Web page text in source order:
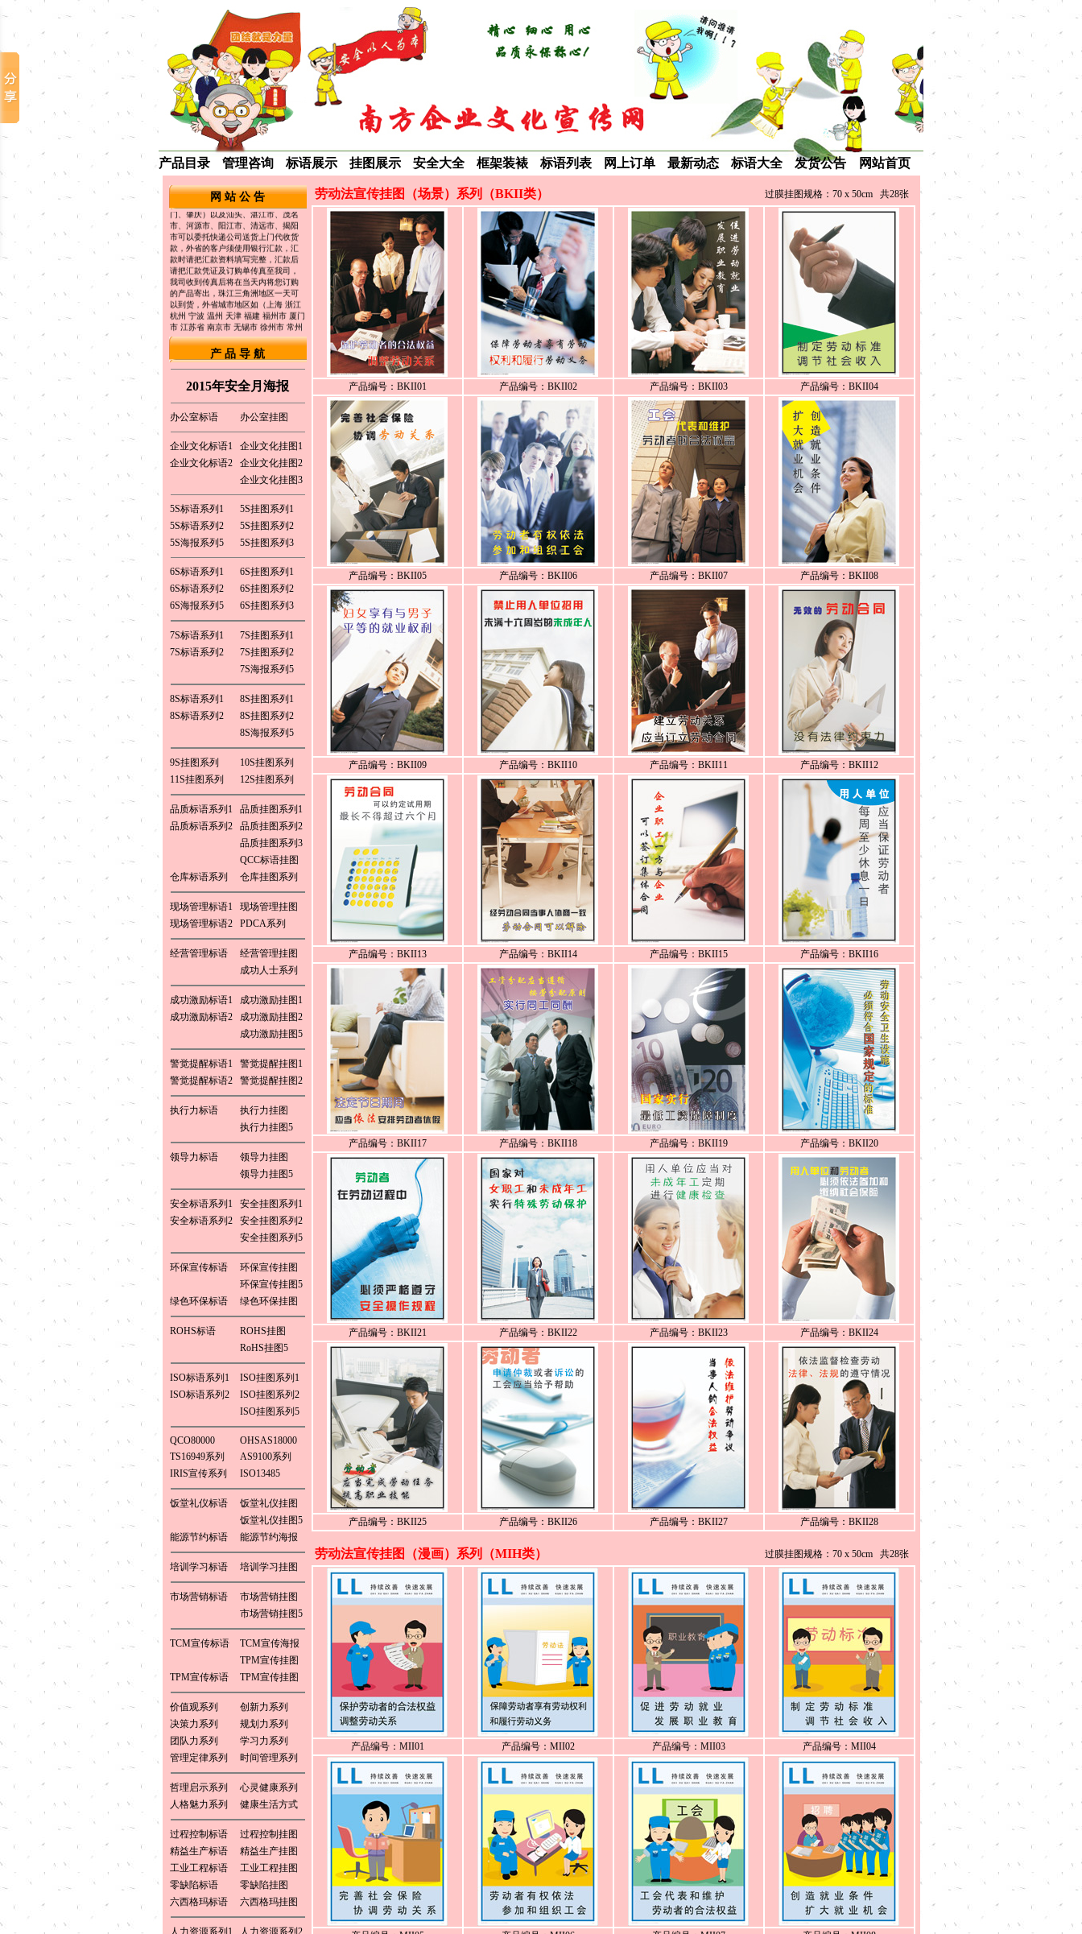
产品目录 管理咨询 标语展示 挂图展示 安全大全 框架装裱 标语列表 网上订单 最新动态 标语大全 发货公告 网站首页
网 站 公 告
堂礼仪宣传图片，成功激励口号 警觉
提醒标语画口号 节约能源标语挂图，
企业培训标语，生产安全宣传标语挂
图 企业成本控制标语海报 酒店宾馆服
务标语 学校文明礼仪标语 食品卫生安
全标语 企业成本控制标语 各法律宣传
标语 防偷防盗口号标语 医院医疗宣传
标语 车间生产控制标语等...欢迎光临
选购详细内容请参考本公司网站：
www.5s886.com
适合张贴场所：办公室、车间办公
室、会议室、会客厅、培训教室、仓
库、饭堂、过道走廊等场所. 订购方
式： 珠江三角洲地区（广州、深圳、
门、肇庆）以及汕头、湛江市、茂名
市、河源市、阳江市、清远市、揭阳
市可以委托快递公司送货上门代收货
款，外省的客户须使用银行汇款，汇
款时请把汇款资料填写完整，汇款后
请把汇款凭证及订购单传真至我司，
我司收到传真后将在当天内将您订购
的产品寄出，珠江三角洲地区一天可
以到货，外省城市地区如（上海 浙江
杭州 宁波 温州 天津 福建 福州市 厦门
市 江苏省 南京市 无锡市 徐州市 常州
市 苏州市 山东省 济南市 青岛市 河南
郑州，洛阳 湖北 武汉市 湖南 长沙市
西安 昆明 贵阳 成都 青海 兰州 江西
南昌）3-4天可以到货。
订 购 热 线：
0769-82286226 13922515848
订 购 传 真：
产 品 导 航
2015年安全月海报
办公室标语 办公室挂图
企业文化标语1
企业文化挂图1
企业文化标语2
企业文化挂图2
企业文化挂图3
5S标语系列1
5S挂图系列1
5S标语系列2
5S挂图系列2
5S海报系列5
5S挂图系列3
6S标语系列1
6S挂图系列1
6S标语系列2
6S挂图系列2
6S海报系列5
6S挂图系列3
7S标语系列1
7S挂图系列1
7S标语系列2
7S挂图系列2
7S海报系列5
8S标语系列1
8S挂图系列1
8S标语系列2
8S挂图系列2
8S海报系列5
9S挂图系列
10S挂图系列
11S挂图系列
12S挂图系列
品质标语系列1
品质挂图系列1
品质标语系列2
品质挂图系列2
品质挂图系列3
QCC标语挂图
仓库标语系列
仓库挂图系列
现场管理标语1
现场管理挂图
现场管理标语2
PDCA系列
经营管理标语
经营管理挂图
成功人士系列
成功激励标语1
成功激励挂图1
成功激励标语2
成功激励挂图2
成功激励挂图5
警觉提醒标语1
警觉提醒挂图1
警觉提醒标语2
警觉提醒挂图2
执行力标语
执行力挂图
执行力挂图5
领导力标语
领导力挂图
领导力挂图5
安全标语系列1
安全挂图系列1
安全标语系列2
安全挂图系列2
安全挂图系列5
环保宣传标语
环保宣传挂图
环保宣传挂图5
绿色环保标语
绿色环保挂图
ROHS标语
ROHS挂图
RoHS挂图5
ISO标语系列1
ISO挂图系列1
ISO标语系列2
ISO挂图系列2
ISO挂图系列5
QCO80000
OHSAS18000
TS16949系列
AS9100系列
IRIS宣传系列
ISO13485
饭堂礼仪标语
饭堂礼仪挂图
饭堂礼仪挂图5
能源节约标语
能源节约海报
培训学习标语 培训学习挂图
市场营销标语
市场营销挂图
市场营销挂图5
TCM宣传标语
TCM宣传海报
TPM宣传挂图
TPM宣传标语
TPM宣传挂图
价值观系列
创新力系列
决策力系列
规划力系列
团队力系列
学习力系列
管理定律系列
时间管理系列
哲理启示系列
心灵健康系列
人格魅力系列
健康生活方式
过程控制标语
过程控制挂图
精益生产标语
精益生产挂图
工业工程标语
工业工程挂图
零缺陷标语
零缺陷挂图
六西格玛标语
六西格玛挂图
人力资源系列1
人力资源系列2
劳动法宣传挂图（场景）系列（BKII类） 过膜挂图规格：70 x 50cm 共28张
产品编号：BKII01 产品编号：BKII02 产品编号：BKII03 产品编号：BKII04
产品编号：BKII05 产品编号：BKII06 产品编号：BKII07 产品编号：BKII08
产品编号：BKII09 产品编号：BKII10 产品编号：BKII11 产品编号：BKII12
产品编号：BKII13 产品编号：BKII14 产品编号：BKII15 产品编号：BKII16
产品编号：BKII17 产品编号：BKII18 产品编号：BKII19 产品编号：BKII20
产品编号：BKII21 产品编号：BKII22 产品编号：BKII23 产品编号：BKII24
产品编号：BKII25 产品编号：BKII26 产品编号：BKII27 产品编号：BKII28
劳动法宣传挂图（漫画）系列（MIH类） 过膜挂图规格：70 x 50cm 共28张
产品编号：MII01 产品编号：MII02 产品编号：MII03 产品编号：MII04